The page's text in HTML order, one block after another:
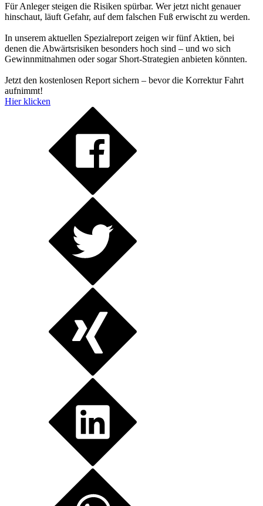
Für Anleger steigen die Risiken spürbar. Wer jetzt nicht genauer
hinschaut, läuft Gefahr, auf dem falschen Fuß erwischt zu werden.
In unserem aktuellen Spezialreport zeigen wir fünf Aktien, bei
denen die Abwärtsrisiken besonders hoch sind – und wo sich
Gewinnmitnahmen oder sogar Short-Strategien anbieten könnten.
Jetzt den kostenlosen Report sichern – bevor die Korrektur Fahrt
aufnimmt!
Hier klicken